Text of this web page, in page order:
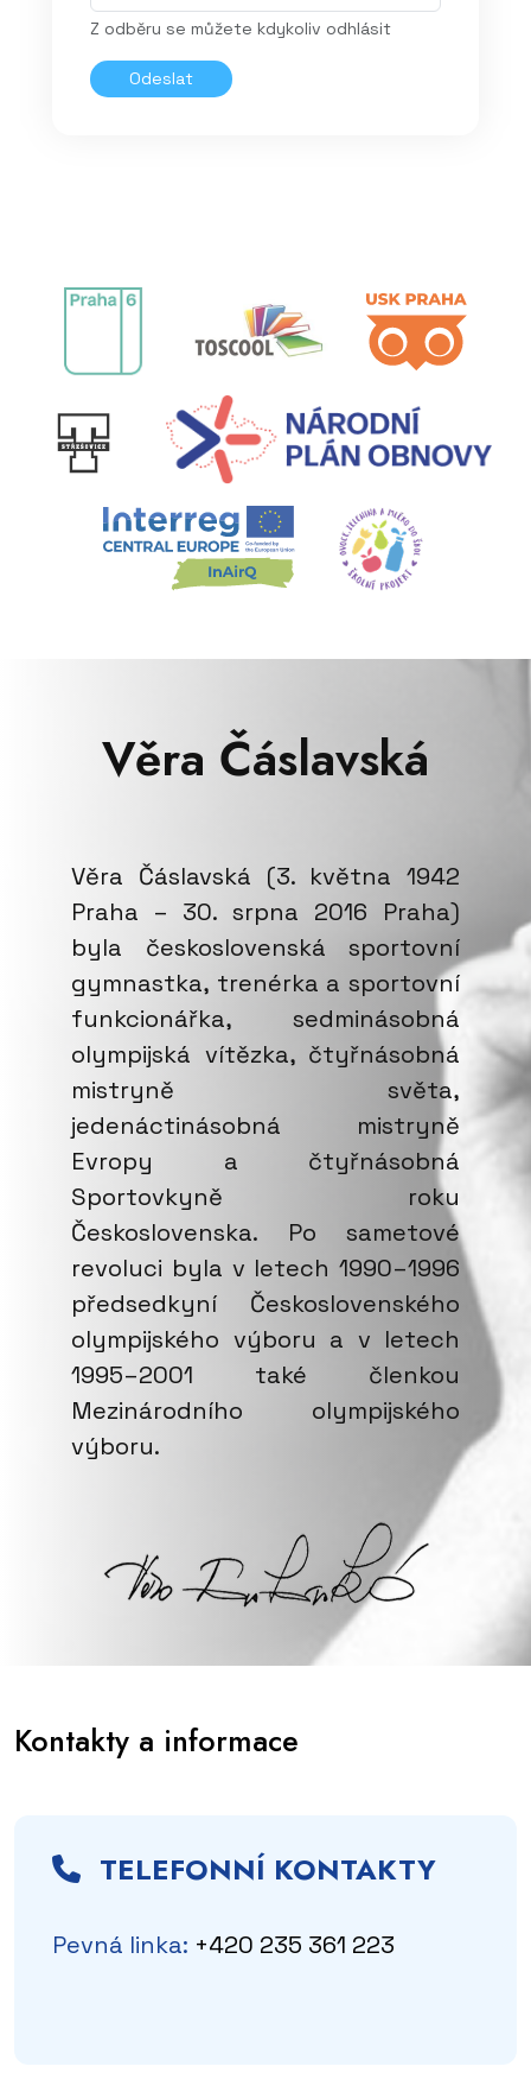
Z odběru se můžete kdykoliv odhlásit
Odeslat
Věra Čáslavská
Věra Čáslavská (3. května 1942
Praha – 30. srpna 2016 Praha)
byla československá sportovní
gymnastka, trenérka a sportovní
funkcionářka, sedminásobná
olympijská vítězka, čtyřnásobná
mistryně světa,
jedenáctinásobná mistryně
Evropy a čtyřnásobná
Sportovkyně roku
Československa. Po sametové
revoluci byla v letech 1990–1996
předsedkyní Československého
olympijského výboru a v letech
1995–2001 také členkou
Mezinárodního olympijského
výboru.
Kontakty a informace
TELEFONNÍ KONTAKTY
Pevná linka: +420 235 361 223